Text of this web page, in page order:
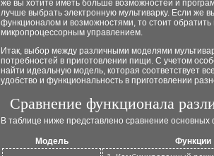
же вы хотите иметь больше возможностей и
лучше выбрать электронную мультиварку. Если же
функционалом и возможностями, то стоит обратить
микропроцессорным управлением.
Итак, выбор между различными моделями
потребностей в приготовлении пищи. С учетом
найти идеальную модель, которая соответствует
удобство и функциональность в приготовлении
Сравнение функционала
В таблице ниже представлено сравнение
Модель Функции